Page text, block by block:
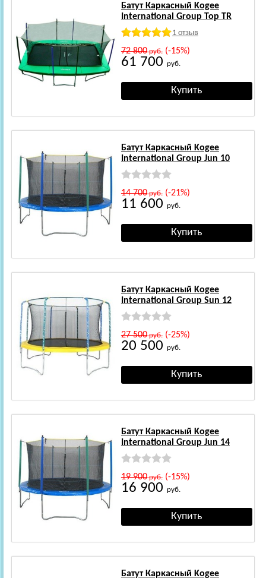
Батут Каркасный Kogee
International Group Top TR
1 отзыв
72 800руб.(-15%)
61 700 руб.
Батут Каркасный Kogee
International Group Jun 10
14 700руб.(-21%)
11 600 руб.
Батут Каркасный Kogee
International Group Sun 12
27 500руб.(-25%)
20 500 руб.
Батут Каркасный Kogee
International Group Jun 14
19 900руб.(-15%)
16 900 руб.
Батут Каркасный Kogee